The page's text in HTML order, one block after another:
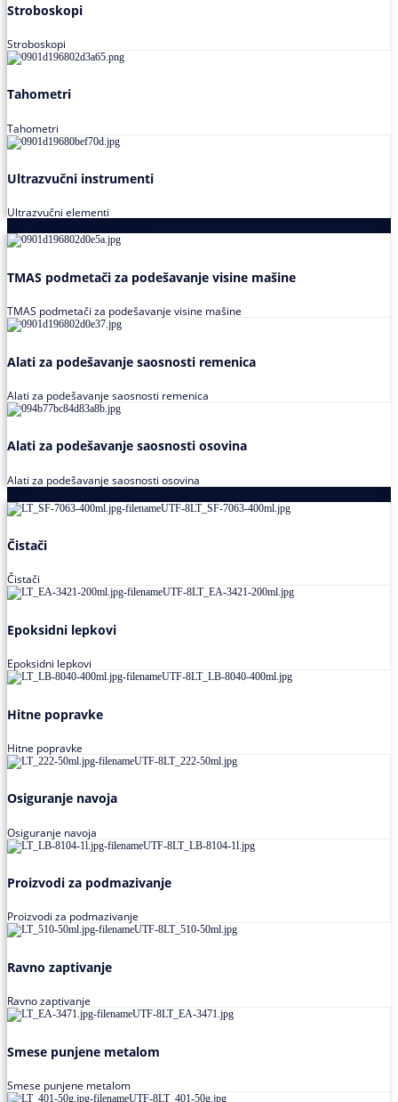
Stroboskopi
Stroboskopi
Tahometri
Tahometri
Ultrazvučni instrumenti
Ultrazvučni elementi
TMAS podmetači za podešavanje visine mašine
TMAS podmetači za podešavanje visine mašine
Alati za podešavanje saosnosti remenica
Alati za podešavanje saosnosti remenica
Alati za podešavanje saosnosti osovina
Alati za podešavanje saosnosti osovina
Čistači
Čistači
Epoksidni lepkovi
Epoksidni lepkovi
Hitne popravke
Hitne popravke
Osiguranje navoja
Osiguranje navoja
Proizvodi za podmazivanje
Proizvodi za podmazivanje
Ravno zaptivanje
Ravno zaptivanje
Smese punjene metalom
Smese punjene metalom